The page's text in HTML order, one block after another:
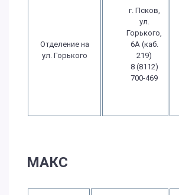
Отделение на
ул. Горького
г. Псков,
ул.
Горького,
6А (каб.
219)
8 (8112)
700-469
МАКС